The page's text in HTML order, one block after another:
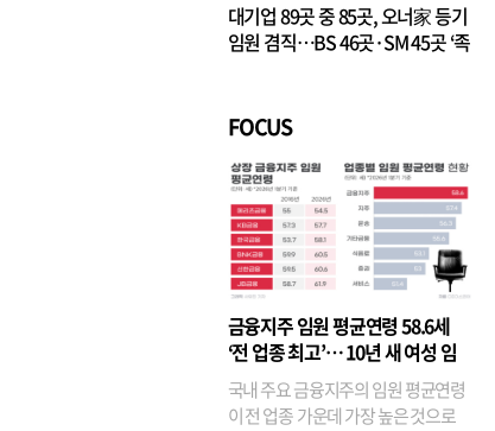
대기업 89곳 중 85곳, 오너家 등기
임원 겸직…BS 46곳·SM 45곳 ‘족
FOCUS
금융지주 임원 평균연령 58.6세
‘전 업종 최고’… 10년 새 여성 임
원은 14배 껑충
국내 주요 금융지주의 임원 평균연령
이 전 업종 가운데 가장 높은 것으로